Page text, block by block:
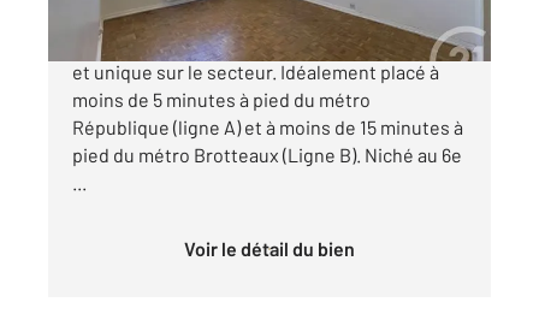
Villeurbanne - République - rue Magenta. Rare
et unique sur le secteur. Idéalement placé à
moins de 5 minutes à pied du métro
République (ligne A) et à moins de 15 minutes à
pied du métro Brotteaux (Ligne B). Niché au 6e
...
Voir le détail du bien